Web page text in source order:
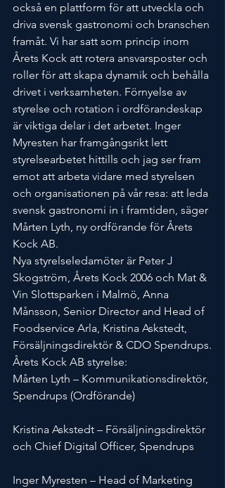
också en plattform för att utveckla och
driva svensk gastronomi och branschen
framåt. Vi har satt som princip inom
Årets Kock att rotera ansvarsposter och
roller för att skapa dynamik och behålla
drivet i verksamheten. Förnyelse av
styrelse och rotation i ordförandeskap
är viktiga delar i det arbetet. Inger
Myresten har framgångsrikt lett
styrelsearbetet hittills och jag ser fram
emot att arbeta vidare med styrelsen
och organisationen på vår resa: att leda
svensk gastronomi in i framtiden, säger
Mårten Lyth, ny ordförande för Årets
Kock AB.
Nya styrelseledamöter är Peter J
Skogström, Årets Kock 2006 och Mat &
Vin Slottsparken i Malmö, Anna
Månsson, Senior Director and Head of
Foodservice Arla, Kristina Askstedt,
Försäljningsdirektör & CDO Spendrups.
Årets Kock AB styrelse:
Mårten Lyth – Kommunikationsdirektör,
Spendrups (Ordförande)
Kristina Askstedt – Försäljningsdirektör
och Chief Digital Officer, Spendrups
Inger Myresten – Head of Marketing